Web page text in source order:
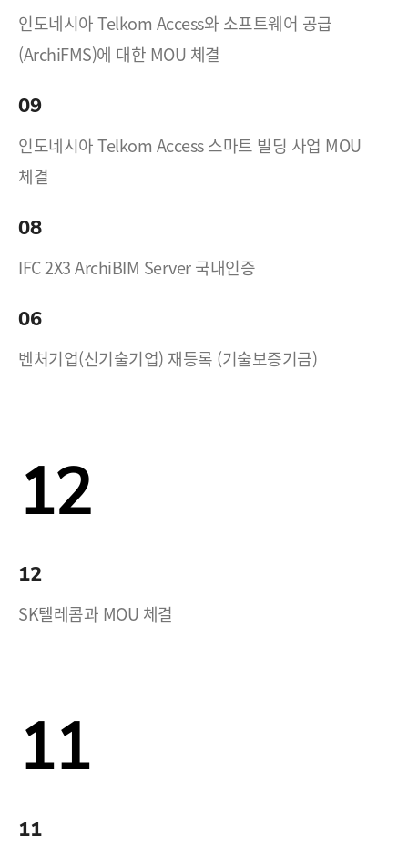
인도네시아 Telkom Access와 소프트웨어 공급
(ArchiFMS)에 대한 MOU 체결
09
인도네시아 Telkom Access 스마트 빌딩 사업 MOU
체결
08
IFC 2X3 ArchiBIM Server 국내인증
06
벤처기업(신기술기업) 재등록 (기술보증기금)
12
12
SK텔레콤과 MOU 체결
11
11